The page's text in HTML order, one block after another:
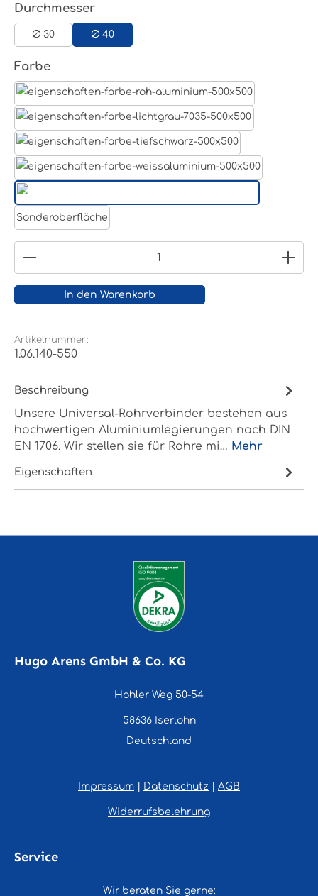
Durchmesserauswählen
Ø 30 Ø 40
Farbeauswählen
Weißaluminium- RAL 9006
Sonderoberfläche
Produkt Anzahl: Gib den gewünschten Wert
In den Warenkorb
Artikelnummer:
1.06.140-550
Beschreibung
Unsere Universal-Rohrverbinder bestehen aus
hochwertigen Aluminiumlegierungen nach DIN
EN 1706. Wir stellen sie für Rohre mi… Mehr
Eigenschaften
Hugo Arens GmbH & Co. KG
Hohler Weg 50-54
58636 Iserlohn
Deutschland
Impressum Datenschutz AGB
Widerrufsbelehrung
Service
Wir beraten Sie gerne: